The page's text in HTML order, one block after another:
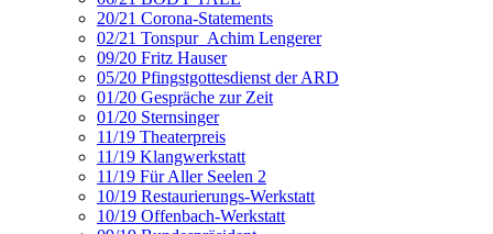
20/21 Corona-Statements
02/21 Tonspur_Achim Lengerer
09/20 Fritz Hauser
05/20 Pfingstgottesdienst der ARD
01/20 Gespräche zur Zeit
01/20 Sternsinger
11/19 Theaterpreis
11/19 Klangwerkstatt
11/19 Für Aller Seelen 2
10/19 Restaurierungs-Werkstatt
10/19 Offenbach-Werkstatt